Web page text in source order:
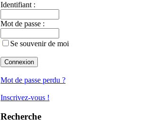
Identifiant :
Mot de passe :
Se souvenir de moi
Mot de passe perdu ?
Inscrivez-vous !
Recherche